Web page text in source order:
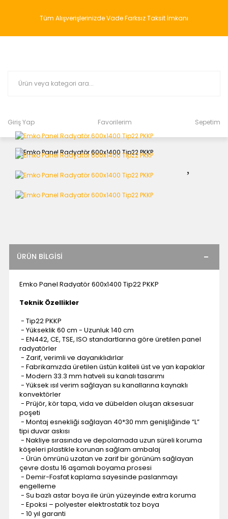
Tüm Alışverişlerinizde Vade Farksız Taksit İmkanı
Giriş Yap Favorilerim Sepetim
ÜRÜN BILGISI
Emko Panel Radyatör 600x1400 Tip22 PKKP
Teknik Özellikler
- Tip22 PKKP
- Yükseklik 60 cm - Uzunluk 140 cm
- EN442, CE, TSE, ISO standartlarına göre üretilen panel
radyatörler
- Zarif, verimli ve dayanıklıdırlar
- Fabrikamızda üretilen üstün kaliteli üst ve yan kapaklar
- Modern 33.3 mm hatveli su kanalı tasarımı
- Yüksek ısıl verim sağlayan su kanallarına kaynaklı
konvektörler
- Prüjör, kör tapa, vida ve dübelden oluşan aksesuar
poşeti
- Montaj esnekliği sağlayan 40*30 mm genişliğinde “L”
tipi duvar askısı
- Nakliye sırasında ve depolamada uzun süreli koruma
köşeleri plastikle korunan sağlam ambalaj
- Ürün ömrünü uzatan ve zarif bir görünüm sağlayan
çevre dostu 16 aşamalı boyama prosesi
- Demir-Fosfat kaplama sayesinde paslanmayı
engelleme
- Su bazlı astar boya ile ürün yüzeyinde extra koruma
- Epoksi – polyester elektrostatik toz boya
- 10 yıl garanti